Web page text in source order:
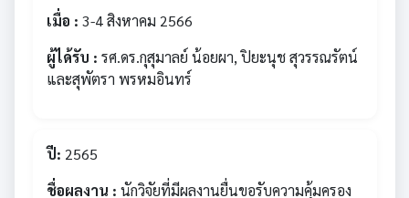
เมื่อ : 3-4 สิงหาคม 2566
ผู้ได้รับ : รศ.ดร.กุสุมาลย์ น้อยผา, ปิยะนุช สุวรรณรัตน์
และสุพัตรา พรหมอินทร์
ปี: 2565
ชื่อผลงาน : นักวิจัยที่มีผลงานยื่นขอรับความคุ้มครอง